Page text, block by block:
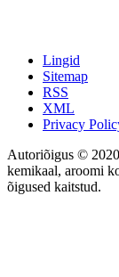
Lingid
Sitemap
RSS
XML
Privacy
Autoriõigus ©
kemikaal, aroomi
õigused kaitstud.